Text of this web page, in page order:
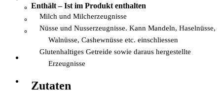
Enthält – Ist im Produkt enthalten
Milch und Milcherzeugnisse
Nüsse und Nusserzeugnisse. Kann Mandeln, Haselnüsse,
Walnüsse, Cashewnüsse etc. einschliessen
Glutenhaltiges Getreide sowie daraus hergestellte
Erzeugnisse
Zutaten